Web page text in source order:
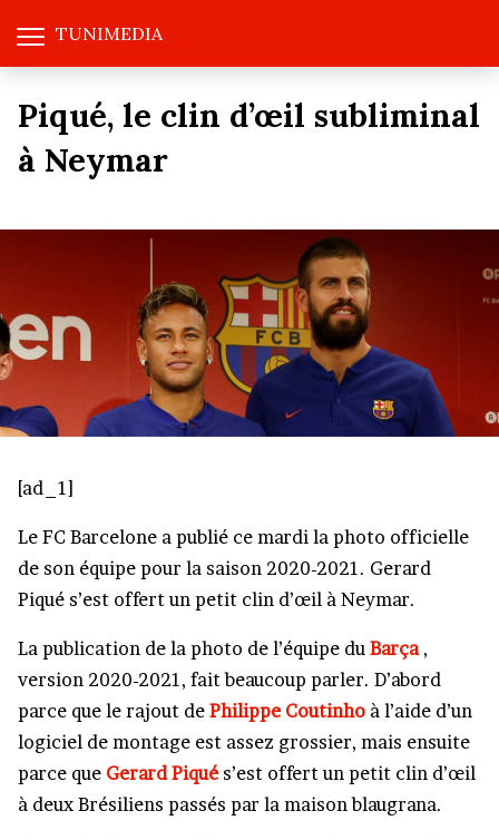
TUNIMEDIA
Piqué, le clin d’œil subliminal
à Neymar
[ad_1]
Le FC Barcelone a publié ce mardi la photo officielle
de son équipe pour la saison 2020-2021. Gerard
Piqué s’est offert un petit clin d’œil à Neymar.
La publication de la photo de l’équipe du Barça ,
version 2020-2021, fait beaucoup parler. D’abord
parce que le rajout de Philippe Coutinho à l’aide d’un
logiciel de montage est assez grossier, mais ensuite
parce que Gerard Piqués’est offert un petit clin d’œil
à deux Brésiliens passés par la maison blaugrana.